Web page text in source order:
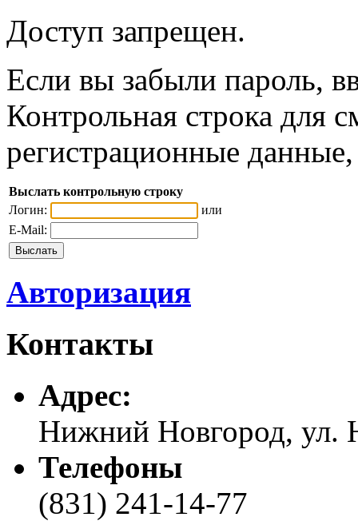
Доступ запрещен.
Если вы забыли пароль,
Контрольная строка для
регистрационные
Выслать контрольную строку
Логин:
или
E-Mail:
Авторизация
Контакты
Адреc:
Нижний Новгород, ул.
Телефоны
(831) 241-14-77